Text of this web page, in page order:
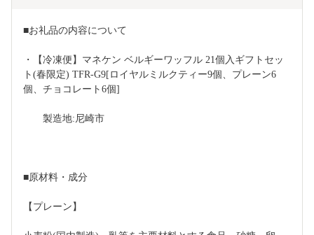
■お礼品の内容について
・【冷凍便】マネケン ベルギーワッフル 21個入ギフトセッ
ト(春限定) TFR-G9[ロイヤルミルクティー9個、プレーン6
個、チョコレート6個]
製造地:尼崎市
■原材料・成分
【プレーン】